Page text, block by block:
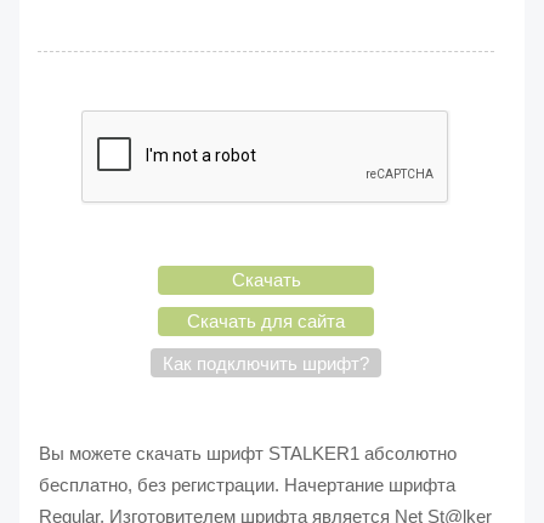
Скачать
Скачать для сайта
Как подключить шрифт?
Вы можете скачать шрифт STALKER1 абсолютно
бесплатно, без регистрации. Начертание шрифта
Regular. Изготовителем шрифта является Net St@lker